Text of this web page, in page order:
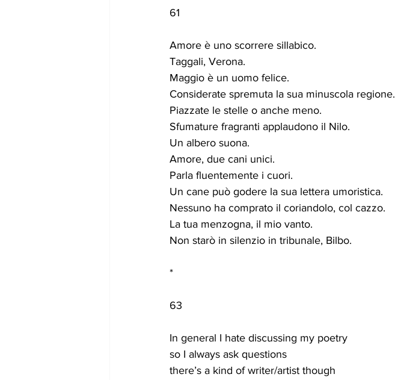
61
Amore è uno scorrere sillabico.
Taggali, Verona.
Maggio è un uomo felice.
Considerate spremuta la sua minuscola regione.
Piazzate le stelle o anche meno.
Sfumature fragranti applaudono il Nilo.
Un albero suona.
Amore, due cani unici.
Parla fluentemente i cuori.
Un cane può godere la sua lettera umoristica.
Nessuno ha comprato il coriandolo, col cazzo.
La tua menzogna, il mio vanto.
Non starò in silenzio in tribunale, Bilbo.
*
63
In general I hate discussing my poetry
so I always ask questions
there’s a kind of writer/artist though